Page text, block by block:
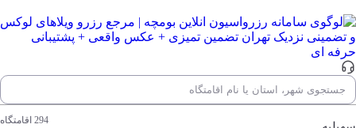
جستجوی شهر، استان یا نام اقامتگاه
محبوب‌ ترین مقصدها
294 اقامتگاه
جستجوی شهر، استان یا نام اقامتگاه